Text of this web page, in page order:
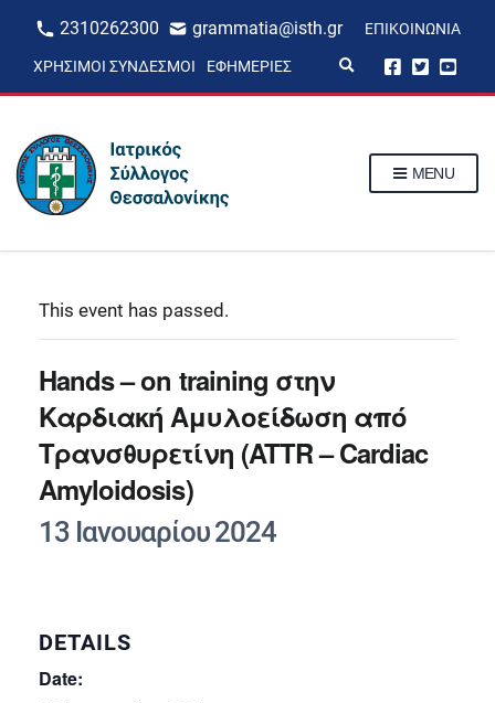
2310262300 grammatia@isth.gr ΕΠΙΚΟΙΝΩΝΊΑ
ΧΡΉΣΙΜΟΙ ΣΎΝΔΕΣΜΟΙ ΕΦΗΜΕΡΊΕΣ
p
MENU
This event has passed.
Hands – on training στην
Καρδιακή Αμυλοείδωση από
Τρανσθυρετίνη (ATTR – Cardiac
Amyloidosis)
13 Ιανουαρίου 2024
DETAILS
Date: